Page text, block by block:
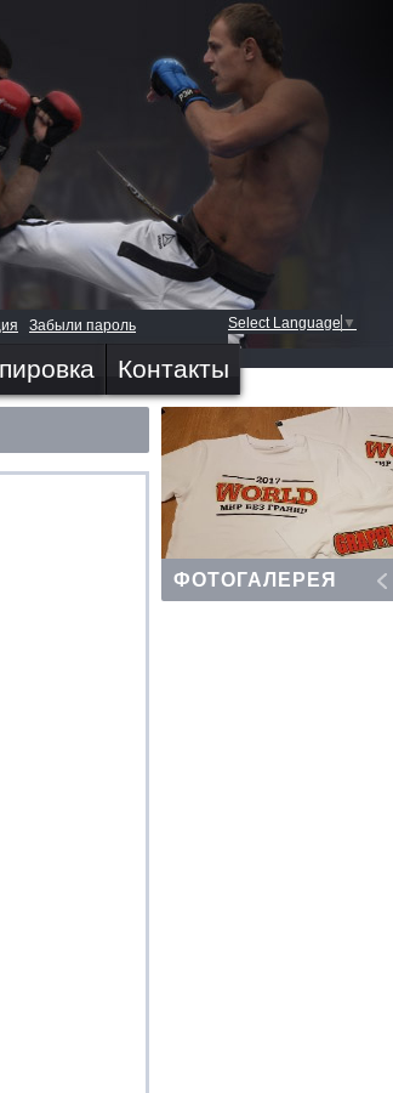
Забыли пароль Select Language ▼
Контакты
ФОТОГАЛЕРЕЯ